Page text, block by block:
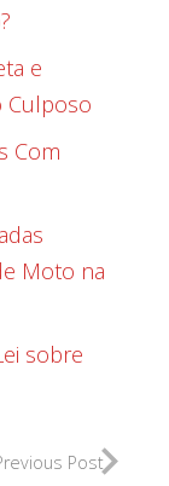
e
Culposo
Com
Moto na
sobre
Post